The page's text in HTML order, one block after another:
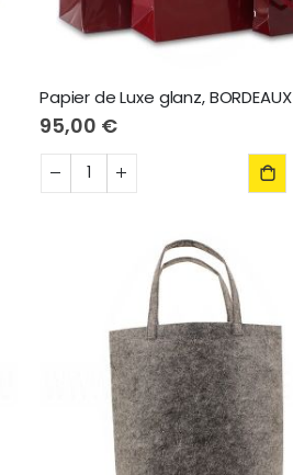
Papier de Luxe glanz, BORDEAUX
95,00 €